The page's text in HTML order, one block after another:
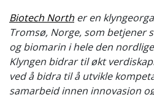
Biotech North er en
Tromsø, Norge, som betjener
og biomarin i hele den
Klyngen bidrar til økt
ved å bidra til å utvikle
samarbeid innen innovasjon